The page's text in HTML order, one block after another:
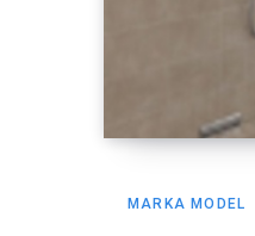
MARKA MODEL